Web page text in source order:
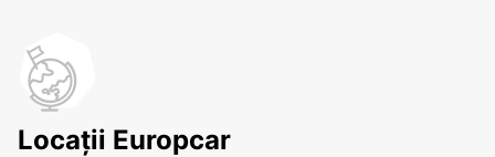
Locații Europcar